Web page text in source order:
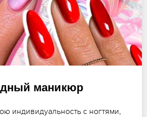
маникюр
индивидуальность с ногтями,